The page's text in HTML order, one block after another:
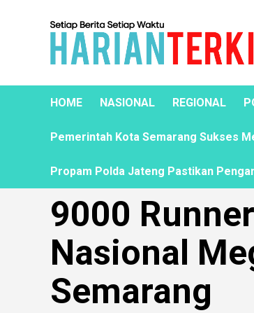
HOME NASIONAL REGIONAL
Pemerintah Kota Semarang Sukses
Propam Polda Jateng Pastikan
9000
Nasional
Semarang